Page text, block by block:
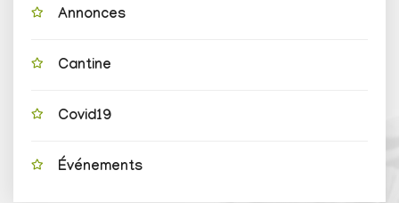
Annonces
Cantine
Covid19
Événements